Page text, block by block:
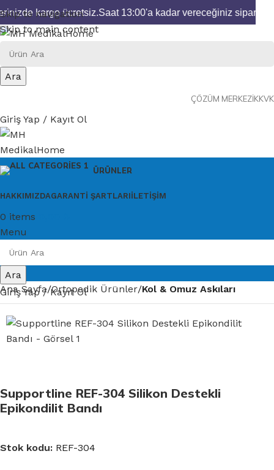
Skip to navigation
Skip to main content
Ara
ÇÖZÜM MERKEZIKKVK
Giriş Yap / Kayıt Ol
ÜRÜNLER
HAKKIMIZDAGARANTI ŞARTLARIİLETIŞIM
0 items
Menu
Ara
Giriş Yap / Kayıt Ol
Ana Sayfa Ortopedik Ürünler Kol & Omuz Askıları
Supportline REF-304 Silikon Destekli
Epikondilit Bandı
Stok kodu: REF-304
kargo ücretsiz.Saat 13:00'a kadar vereceğiniz